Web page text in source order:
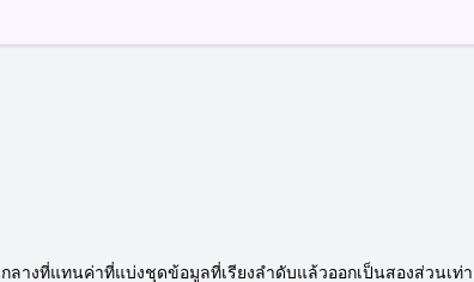
างที่แทนค่าที่แบ่งชุดข้อมูลที่เรียงลำดับแล้วออกเป็นสองส่วนเ